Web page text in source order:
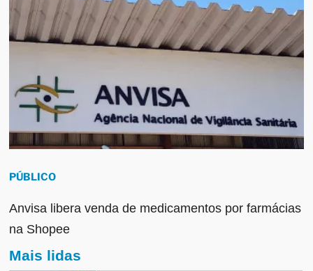
PÚBLICO
Anvisa libera venda de medicamentos por farmácias
na Shopee
Mais lidas